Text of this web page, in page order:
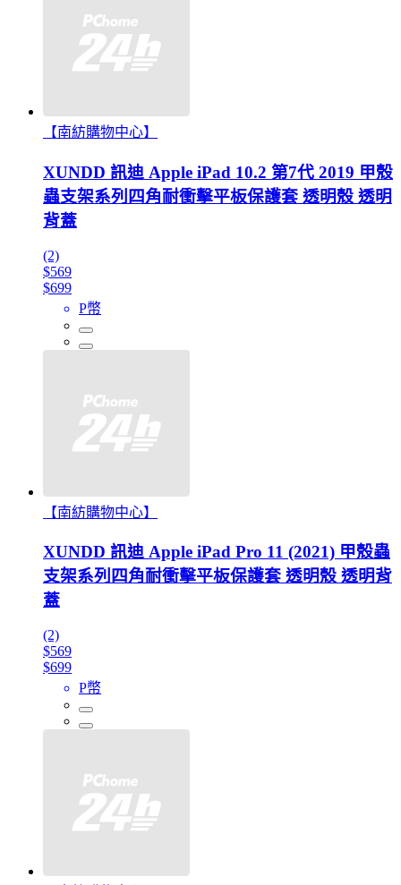
【南紡購物中心】
XUNDD 訊迪 Apple iPad 10.2 第7代 2019 甲殼
蟲支架系列四角耐衝擊平板保護套 透明殼 透明
背蓋
(2)
$569
$699
P幣
【南紡購物中心】
XUNDD 訊迪 Apple iPad Pro 11 (2021) 甲殼蟲
支架系列四角耐衝擊平板保護套 透明殼 透明背
蓋
(2)
$569
$699
P幣